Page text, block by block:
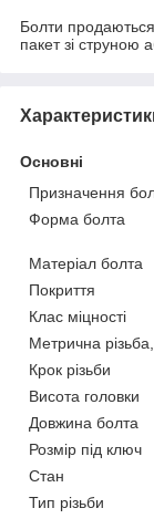
Болти
пакет зі струною
Основні
Призначення
Форма болта
Матеріал болта
Покриття
Клас міцності
Метрична
Крок різьби
Висота головки
Довжина болта
Розмір під ключ
Стан
Тип різьби